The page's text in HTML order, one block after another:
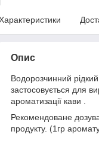
Опис
Водорозчинний
застосовується для
ароматизації кави .
Рекомендоване
продукту. (1гр